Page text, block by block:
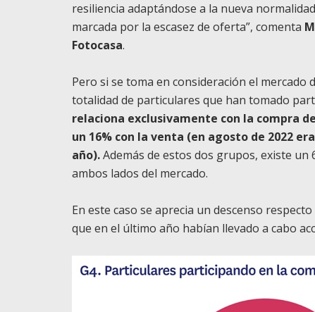
resiliencia adaptándose a la nueva
marcada por la escasez de oferta”, comenta
Fotocasa.
Pero si se toma en consideración el
totalidad de particulares que han tomado
relaciona exclusivamente con la compra
un 16% con la venta (en agosto de 2022
año).Además de estos dos grupos, existe
ambos lados del mercado.
En este caso se aprecia un descenso
que en el último año habían llevado a cabo